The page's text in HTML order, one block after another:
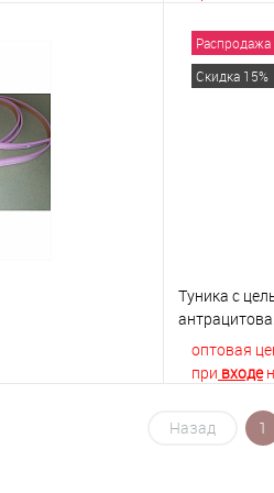
К сравнению
В наличии
Распродажа
Скидка 15%
Туника с
оптовая
при входе
Назад 1